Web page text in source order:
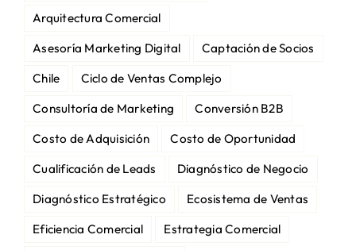
Arquitectura Comercial
Asesoría Marketing Digital
Captación de Socios
Chile
Ciclo de Ventas Complejo
Consultoría de Marketing
Conversión B2B
Costo de Adquisición
Costo de Oportunidad
Cualificación de Leads
Diagnóstico de Negocio
Diagnóstico Estratégico
Ecosistema de Ventas
Eficiencia Comercial
Estrategia Comercial